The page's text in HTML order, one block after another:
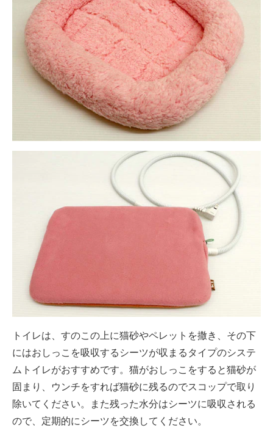
トイレは、すのこの上に猫砂やペレットを撒き、その下
にはおしっこを吸収するシーツが収まるタイプのシステ
ムトイレがおすすめです。猫がおしっこをすると猫砂が
固まり、ウンチをすれば猫砂に残るのでスコップで取り
除いてください。また残った水分はシーツに吸収される
ので、定期的にシーツを交換してください。